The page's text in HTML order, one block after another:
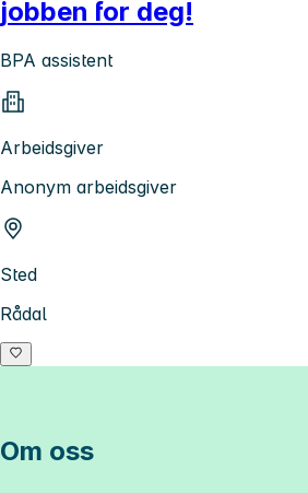
jobben for deg!
BPA assistent
Arbeidsgiver
Anonym arbeidsgiver
Sted
Rådal
Om oss